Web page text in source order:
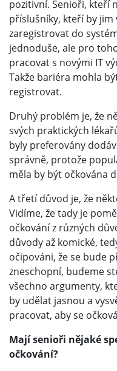
pozitivní. Senioři, kteří
příslušníky, kteří by
zaregistrovat do
jednoduše, ale pro
pracovat s novými IT
Takže bariéra mohla
registrovat.
Druhý problém je, že
svých praktických
byly preferovány
správně, protože
měla by být očkována
A třetí důvod je, že
Vidíme, že tady je
očkování z různých
důvody až komické,
očipováni, že se bude
zneschopní, budeme
všechno argumenty,
by udělat jasnou a
pracovat, aby se
Mají senioři nějaké
očkování?